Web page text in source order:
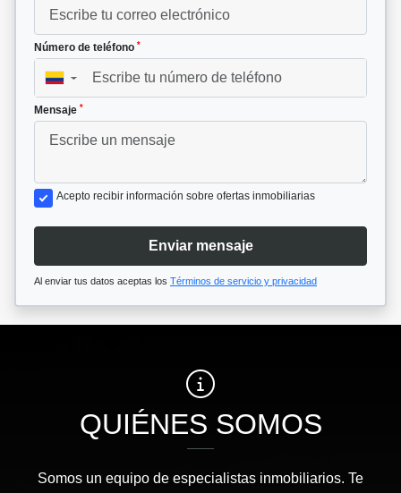
Número de teléfono *
▼
Mensaje *
Acepto recibir información sobre ofertas inmobiliarias
Enviar mensaje
Al enviar tus datos aceptas los Términos de servicio y privacidad
QUIÉNES SOMOS
Somos un equipo de especialistas inmobiliarios. Te